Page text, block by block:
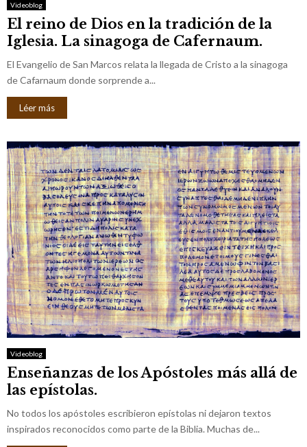
Videoblog
El reino de Dios en la tradición de la
Iglesia. La sinagoga de Cafernaum.
El Evangelio de San Marcos relata la llegada de Cristo a la sinagoga
de Cafarnaum donde sorprende a...
Léer más
Videoblog
Enseñanzas de los Apóstoles más allá de
las epístolas.
No todos los apóstoles escribieron epístolas ni dejaron textos
inspirados reconocidos como parte de la Biblia. Muchas de...